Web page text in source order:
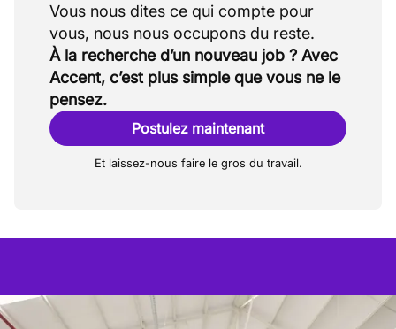
Vous nous dites ce qui compte pour
À la recherche d’un nouveau job ? Avec
Accent, c’est plus simple que vous ne le
pensez.
Postulez maintenant
Et laissez-nous faire le gros du travail.